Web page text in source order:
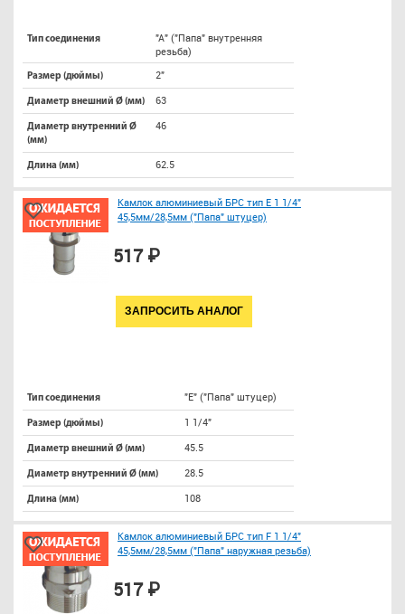
Тип соединения
"A" ("Папа" внутренняя
резьба)
Размер (дюймы) 2"
Диаметр внешний Ø (мм) 63
Диаметр внутренний Ø
(мм)
46
Длина (мм) 62.5
Камлок алюминиевый БРС тип E 1 1/4"
45,5мм/28,5мм ("Папа" штуцер)
517 ₽
ЗАПРОСИТЬ АНАЛОГ
Тип соединения "E" ("Папа" штуцер)
Размер (дюймы) 1 1/4"
Диаметр внешний Ø (мм) 45.5
Диаметр внутренний Ø (мм) 28.5
Длина (мм) 108
Камлок алюминиевый БРС тип F 1 1/4"
45,5мм/28,5мм ("Папа" наружная резьба)
517 ₽